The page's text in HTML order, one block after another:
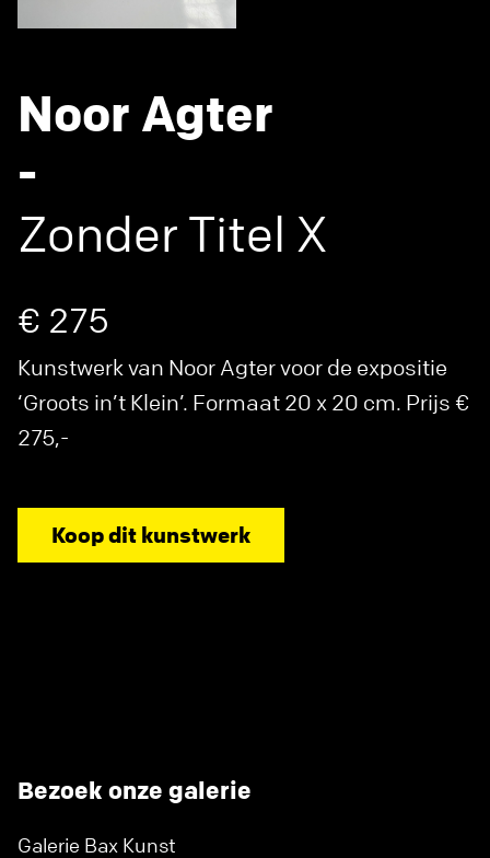
Noor Agter
-
Zonder Titel X
€ 275
Kunstwerk van Noor Agter voor de expositie
‘Groots in’t Klein’. Formaat 20 x 20 cm. Prijs €
275,-
Koop dit kunstwerk
Bezoek onze galerie
Galerie Bax Kunst